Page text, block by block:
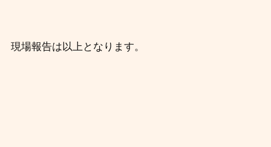
現場報告は以上となります。